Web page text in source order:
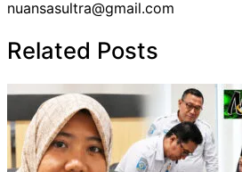
nuansasultra@gmail.com
Related Posts